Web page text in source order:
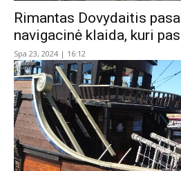
Rimantas Dovydaitis
navigacinė klaida, kuri
Spa 23, 2024 | 16:12